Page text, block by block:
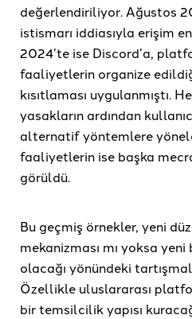
değerlendiriliyor. Ağustos
istismarı iddiasıyla erişim
2024’te ise Discord’a,
faaliyetlerin organize
kısıtlaması uygulanmıştı.
yasakların ardından
alternatif yöntemlere
faaliyetlerin ise başka
görüldü.
Bu geçmiş örnekler, yeni
mekanizması mı yoksa yeni
olacağı yönündeki
Özellikle uluslararası
bir temsilcilik yapısı